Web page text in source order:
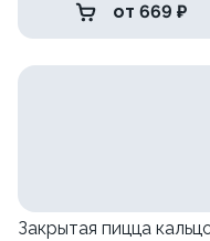
от 669 ₽
Закрытая пицца